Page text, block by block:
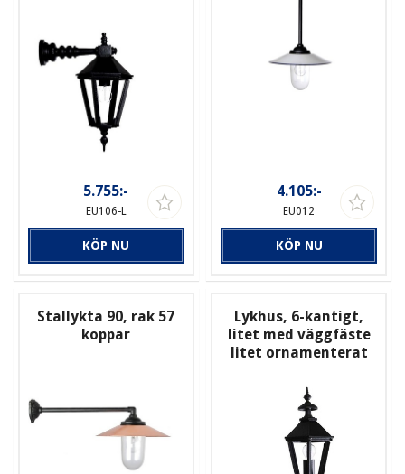
5.755:-
EU106-L
KÖP NU
4.105:-
EU012
KÖP NU
Stallykta 90, rak 57
koppar
Lykhus, 6-kantigt,
litet med väggfäste
litet ornamenterat